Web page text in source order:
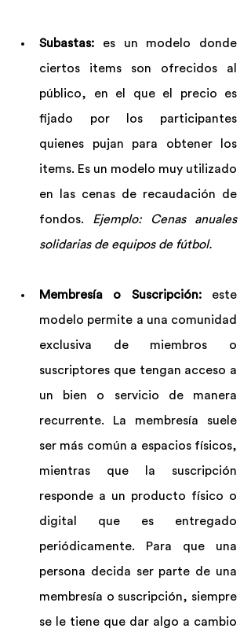
Subastas: es un modelo donde
ciertos items son ofrecidos al
público, en el que el precio es
fijado por los participantes
quienes pujan para obtener los
items. Es un modelo muy utilizado
en las cenas de recaudación de
fondos. Ejemplo: Cenas anuales
solidarias de equipos de fútbol.
Membresía o Suscripción: este
modelo permite a una comunidad
exclusiva de miembros o
suscriptores que tengan acceso a
un bien o servicio de manera
recurrente. La membresía suele
ser más común a espacios físicos,
mientras que la suscripción
responde a un producto físico o
digital que es entregado
periódicamente. Para que una
persona decida ser parte de una
membresía o suscripción, siempre
se le tiene que dar algo a cambio